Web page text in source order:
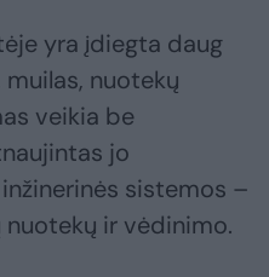
yra įdiegta daug
nuotekų
veikia be
jo
sistemos –
ir vėdinimo.